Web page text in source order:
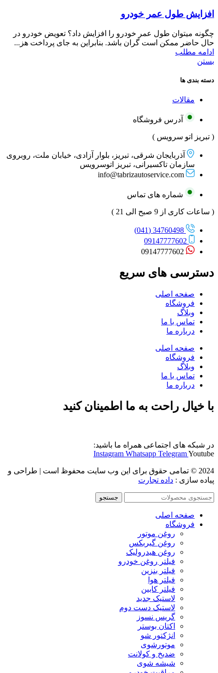
افزایش طول عمر خودرو
چگونه میتوان طول عمر خودرو را افزایش داد؟ تعویض خودرو در
حال حاضر ممکن است گران باشد. بنابراین به جای پرداخت هز...
ادامه مطلب
بستن
دسته بندی ها
مقالات
آدرس فروشگاه
( تبریز اتو سرویس )
آذربایجان شرقی، تبریز، بلوار آزادی، خیابان ملت، روبروی
سازمان تاکسیرانی، تبریز اتوسرویس
info@tabrizautoservice.com
شماره های تماس
( ساعات کاری از 9 صبح الی 21 )
34760498 (041)
09147777602
09147777602
دسترسی های سریع
صفحه اصلی
فروشگاه
وبلاگ
تماس با ما
درباره ما
صفحه اصلی
فروشگاه
وبلاگ
تماس با ما
درباره ما
با خیال راحت به ما اطمینان کنید
در شبکه های اجتماعی همراه ما باشید:
Instagram Whatsapp TelegramYoutube
2024 © تمامی حقوق برای این وب سایت محفوظ است | طراحی و
پیاده سازی : داده تجارت
جستجو
صفحه اصلی
فروشگاه
روغن موتور
روغن گیربکس
روغن هیدرولیک
فیلتر روغن خودرو
فیلتر بنزین
فیلتر هوا
فیلتر کابین
لاستیک جدید
لاستیک دست دوم
گریس نسوز
اکتان بوستر
انژکتور شو
موتورشوی
ضدیخ و کولانت
شیشه شوی